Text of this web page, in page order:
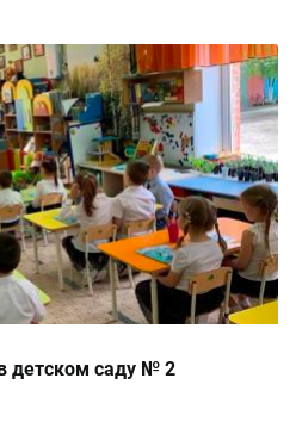
детском саду № 2